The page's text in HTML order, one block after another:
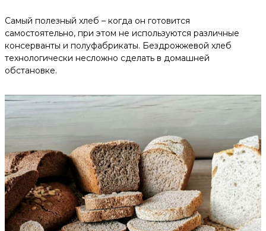
Самый полезный хлеб – когда он готовится
самостоятельно, при этом не используются различные
консерванты и полуфабрикаты. Бездрожжевой хлеб
технологически несложно сделать в домашней
обстановке.